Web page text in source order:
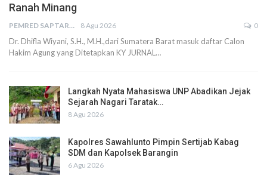
Ranah Minang
PEMRED SAPTARIUS 8 Agu 2026 0
Dr. Dhifla Wiyani, S.H., M.H.,dari Sumatera Barat masuk daftar Calon
Hakim Agung yang Ditetapkan KY JURNAL…
Langkah Nyata Mahasiswa UNP Abadikan Jejak
Sejarah Nagari Taratak…
8 Agu 2026
Kapolres Sawahlunto Pimpin Sertijab Kabag
SDM dan Kapolsek Barangin
6 Agu 2026